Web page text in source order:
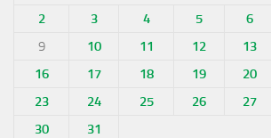
2
3 4 5 6
9
10 11 12 13
16
17 18 19 20
23
24 25 26 27
30
31